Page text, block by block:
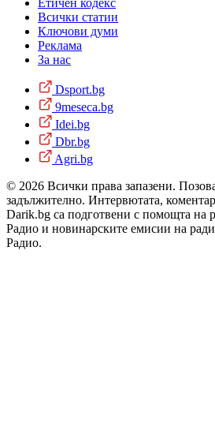
Всички статии
Ключови думи
Реклама
За нас
Dsport.bg
9meseca.bg
Idei.bg
Dbr.bg
Agri.bg
© 2026 Всички права запазени.
задължително. Интервютата,
Darik.bg са подготвени с помощта на
Радио и новинарските емисии на
Радио.